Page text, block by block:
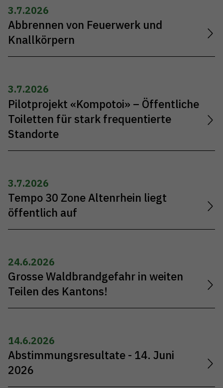
3.7.2026
Abbrennen von Feuerwerk und
Knallkörpern
3.7.2026
Pilotprojekt «Kompotoi» – Öffentliche
Toiletten für stark frequentierte
Standorte
3.7.2026
Tempo 30 Zone Altenrhein liegt
öffentlich auf
24.6.2026
Grosse Waldbrandgefahr in weiten
Teilen des Kantons!
14.6.2026
Abstimmungsresultate - 14. Juni
2026